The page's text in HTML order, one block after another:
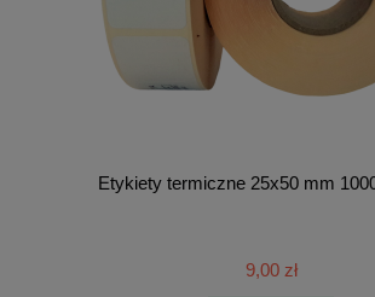
Etykiety termiczne 25x50 mm
9,00 zł